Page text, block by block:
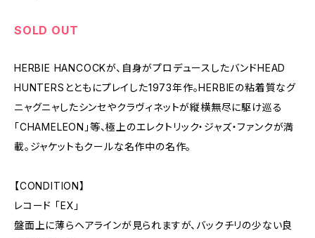
SOLD OUT
HERBIE HANCOCKが、自身がプロデュースしたバンドHEAD
HUNTERSとともにプレイした1973年作。HERBIEの粘着質なグ
ニャグニャしたシンセやクラヴィネットが縦横無尽に駆け巡る
「CHAMELEON」等、極上のエレクトリック・ジャズ・ファンクが満
載。ジャケットもクールな名作中の名作。
【CONDITION】
レコード 「EX」
盤面上に薄らヘアラインが見られますが、バックチリの少ない良